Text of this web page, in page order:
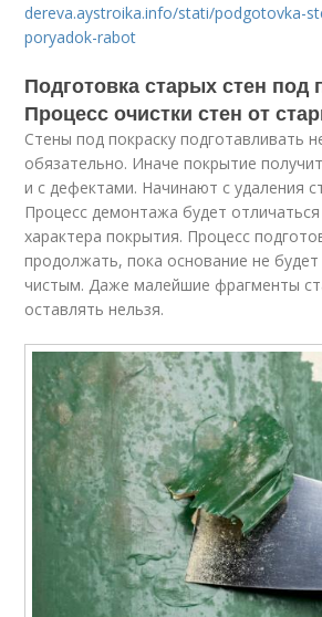
dereva.aystroika.info/stati/podgotovka-
poryadok-rabot
Подготовка старых стен под
Процесс очистки стен от
Стены под покраску подготавливать
обязательно. Иначе покрытие
и с дефектами. Начинают с удаления
Процесс демонтажа будет
характера покрытия. Процесс
продолжать, пока основание не
чистым. Даже малейшие фрагменты
оставлять нельзя.